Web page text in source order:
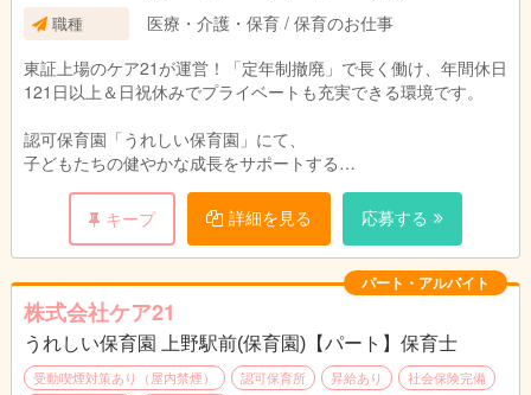
試用期間：3ヶ月(同条件)
職種
医療・介護・保育 / 保育のお仕事
東証上場のケア21が運営！「定年制撤廃」で長く働け、年間休日
121日以上＆日祝休みでプライベートも充実できる環境です。
認可保育園「うれしい保育園」にて、
子どもたちの健やかな成長をサポートする
保育業務全般をお任せします。
遊びの指導、食事・お昼寝の補助、保護者対応など。
持ち帰り残業や負担を減らす取り組みを行っており、
未経験やブランクがある方も
丁寧な研修とフォロー体制で安心してスタートできます。
キープ 詳細を見る 応募する
パート・アルバイト
株式会社ケア21
うれしい保育園 上野駅前(保育園)【パート】保育士
受動喫煙対策あり（屋内禁煙） 認可保育所 昇給あり
社会保険完備